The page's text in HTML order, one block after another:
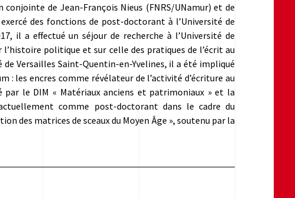
conjointe de Jean-François Nieus (FNRS/UNamur) et de
des fonctions de post-doctorant à l’Université de
il a effectué un séjour de recherche à l’Université de
politique et sur celle des pratiques de l’écrit au
de Versailles Saint-Quentin-en-Yvelines, il a été impliqué
: les encres comme révélateur de l’activité d’écriture au
par le DIM « Matériaux anciens et patrimoniaux » et la
comme post-doctorant dans le cadre du
des matrices de sceaux du Moyen Âge », soutenu par la